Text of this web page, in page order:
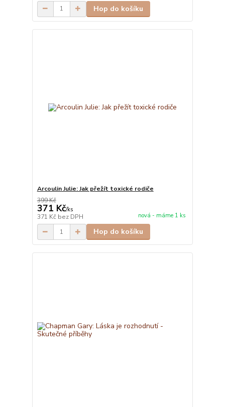
Hop do košíku
Arcoulin Julie: Jak přežít toxické rodiče
399 Kč
371 Kč/ks
371 Kč bez DPH nová - máme 1 ks
Hop do košíku